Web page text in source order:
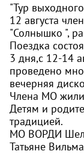
"Тур
12 августа
"Солнышко ",
Поездка
3 дня,с 12-14
проведено
вечерняя
Члена МО
Детям и
традицией.
МО ВОРДИ
Татьяне